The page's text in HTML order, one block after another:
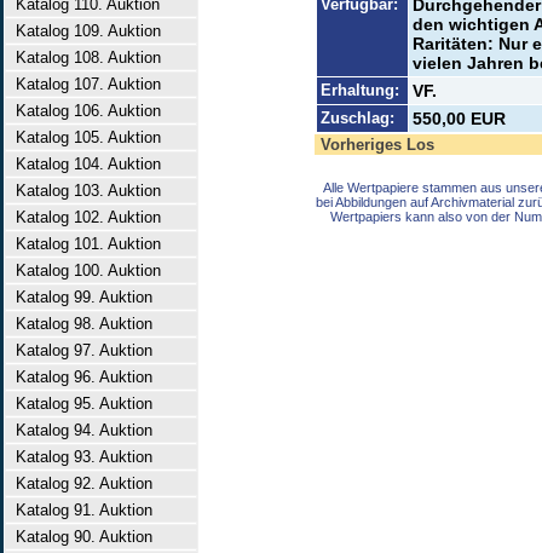
Katalog 110. Auktion
Katalog 109. Auktion
Katalog 108. Auktion
Katalog 107. Auktion
Katalog 106. Auktion
Katalog 105. Auktion
Katalog 104. Auktion
Katalog 103. Auktion
Katalog 102. Auktion
Katalog 101. Auktion
Katalog 100. Auktion
Katalog 99. Auktion
Katalog 98. Auktion
Katalog 97. Auktion
Katalog 96. Auktion
Katalog 95. Auktion
Katalog 94. Auktion
Katalog 93. Auktion
Katalog 92. Auktion
Katalog 91. Auktion
Katalog 90. Auktion
Verfügbar:
den wichtigen
Raritäten: Nur
vielen Jahren
Erhaltung: VF.
Zuschlag: 550,00 EUR
Vorheriges Los
Alle Wertpapiere stammen aus
bei Abbildungen auf Archivmaterial
Wertpapiers kann also von der